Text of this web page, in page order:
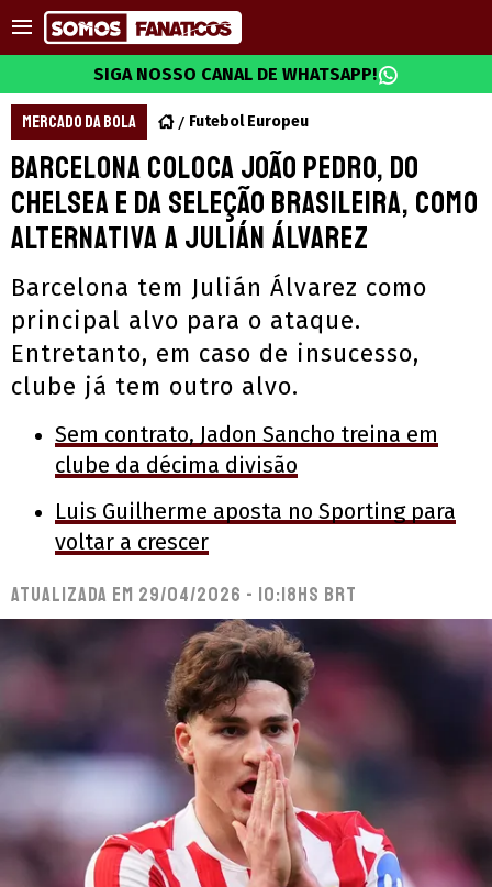
SIGA NOSSO CANAL DE WHATSAPP!
MERCADO DA BOLA Futebol Europeu
Barcelona coloca João Pedro, do
Chelsea e da Seleção Brasileira, como
alternativa a Julián Álvarez
Barcelona tem Julián Álvarez como
principal alvo para o ataque.
Entretanto, em caso de insucesso,
clube já tem outro alvo.
Sem contrato, Jadon Sancho treina em
clube da décima divisão
Luis Guilherme aposta no Sporting para
voltar a crescer
Atualizada em 29/04/2026 - 10:18hs BRT